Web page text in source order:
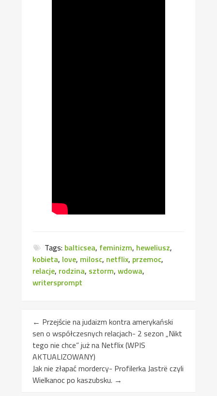
Tags: balticsea, feminizm, heweliusz,
kobieta, love, milosc, netflix, przemoc,
relacje, rodzina, sztorm,wdowa,
writersprompt
← Przejście na judaizm kontra amerykański
sen o współczesnych relacjach- 2 sezon „Nikt
tego nie chce” już na Netflix (WPIS
AKTUALIZOWANY)
Jak nie złapać mordercy- Profilerka Jastrë czyli
Wielkanoc po kaszubsku. →